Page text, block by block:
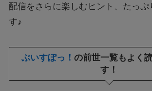
配信をさらに楽しむヒント、たっぷ
す♪
ぶいすぽっ！ の前世一覧もよく
す！